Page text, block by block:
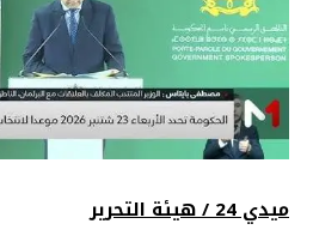
ميدي 24 / هيئة التحرير